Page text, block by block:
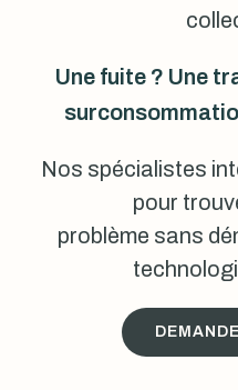
Une fuite ? Une
Nos spécialistes
pour
problème sans